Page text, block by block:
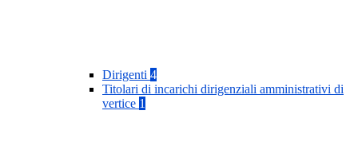
Dirigenti 4
Titolari di incarichi dirigenziali amministrativi di
vertice 1